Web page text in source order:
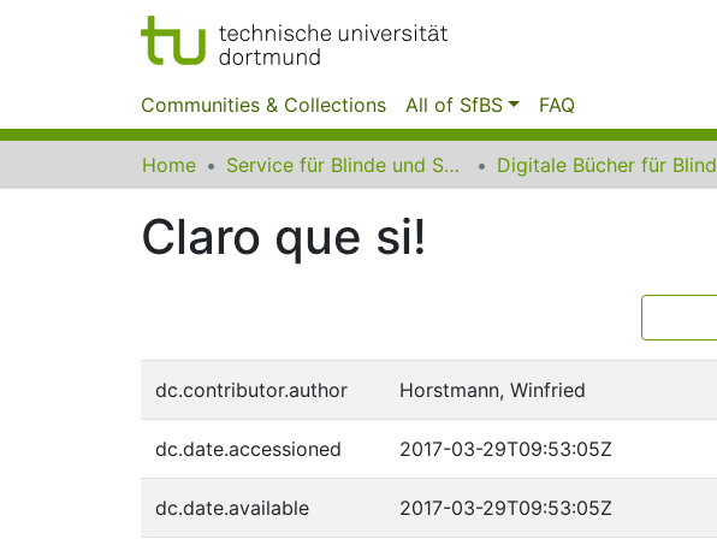
Communities & Collections All of SfBS FAQ
Home Service für Blinde und Sehbehinderte der UB Dortmund
Claro que si!
dc.contributor.author Horstmann, Winfried
dc.date.accessioned 2017-03-29T09:53:05Z
dc.date.available 2017-03-29T09:53:05Z